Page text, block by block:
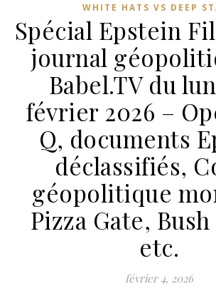
WHITE HATS VS DEEP
Spécial Epstein
journal
Babel.TV du
février 2026 –
Q, documents
déclassifiés,
géopolitique
Pizza Gate,
etc.
février 4, 2026